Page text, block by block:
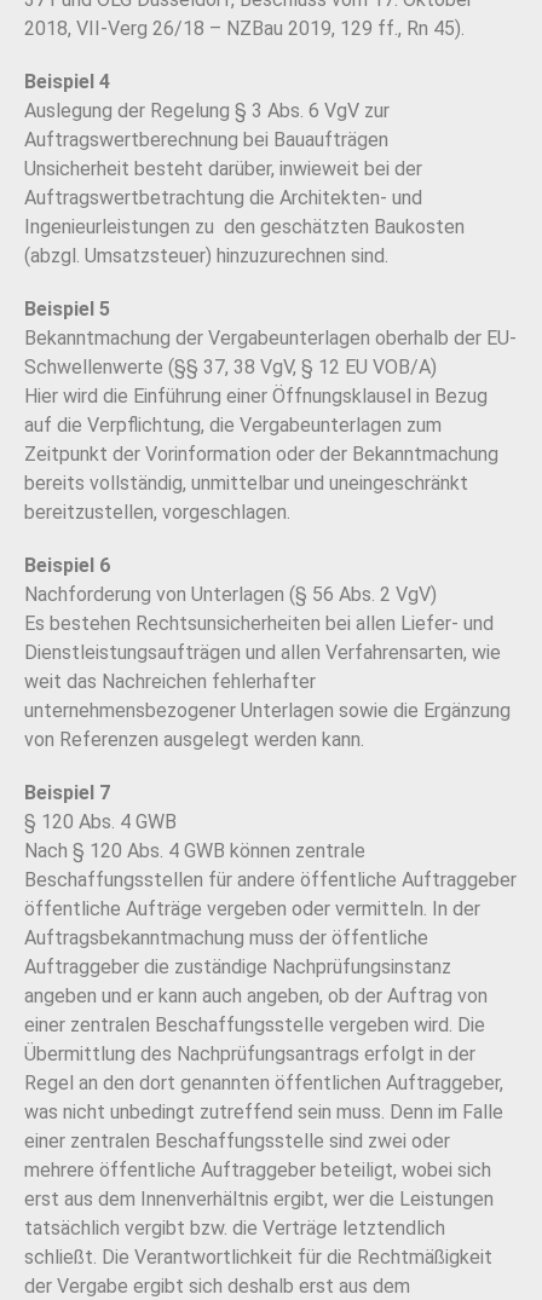
2018, VII-Verg 26/18 – NZBau 2019, 129 ff., Rn 45).
Beispiel 4
Auslegung der Regelung § 3 Abs. 6 VgV zur
Auftragswertberechnung bei Bauaufträgen
Unsicherheit besteht darüber, inwieweit bei der
Auftragswertbetrachtung die Architekten- und
Ingenieurleistungen zu den geschätzten Baukosten
(abzgl. Umsatzsteuer) hinzuzurechnen sind.
Beispiel 5
Bekanntmachung der Vergabeunterlagen oberhalb der EU-
Schwellenwerte (§§ 37, 38 VgV, § 12 EU VOB/A)
Hier wird die Einführung einer Öffnungsklausel in Bezug
auf die Verpflichtung, die Vergabeunterlagen zum
Zeitpunkt der Vorinformation oder der Bekanntmachung
bereits vollständig, unmittelbar und uneingeschränkt
bereitzustellen, vorgeschlagen.
Beispiel 6
Nachforderung von Unterlagen (§ 56 Abs. 2 VgV)
Es bestehen Rechtsunsicherheiten bei allen Liefer- und
Dienstleistungsaufträgen und allen Verfahrensarten, wie
weit das Nachreichen fehlerhafter
unternehmensbezogener Unterlagen sowie die Ergänzung
von Referenzen ausgelegt werden kann.
Beispiel 7
§ 120 Abs. 4 GWB
Nach § 120 Abs. 4 GWB können zentrale
Beschaffungsstellen für andere öffentliche Auftraggeber
öffentliche Aufträge vergeben oder vermitteln. In der
Auftragsbekanntmachung muss der öffentliche
Auftraggeber die zuständige Nachprüfungsinstanz
angeben und er kann auch angeben, ob der Auftrag von
einer zentralen Beschaffungsstelle vergeben wird. Die
Übermittlung des Nachprüfungsantrags erfolgt in der
Regel an den dort genannten öffentlichen Auftraggeber,
was nicht unbedingt zutreffend sein muss. Denn im Falle
einer zentralen Beschaffungsstelle sind zwei oder
mehrere öffentliche Auftraggeber beteiligt, wobei sich
erst aus dem Innenverhältnis ergibt, wer die Leistungen
tatsächlich vergibt bzw. die Verträge letztendlich
schließt. Die Verantwortlichkeit für die Rechtmäßigkeit
der Vergabe ergibt sich deshalb erst aus dem